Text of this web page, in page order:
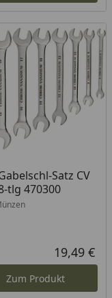
Preis
Satz CV
tlg 470300
19,49 €
Zum Produkt